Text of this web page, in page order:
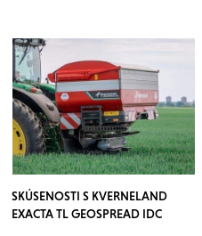
SKÚSENOSTI S KVERNELAND
EXACTA TL GEOSPREAD IDC